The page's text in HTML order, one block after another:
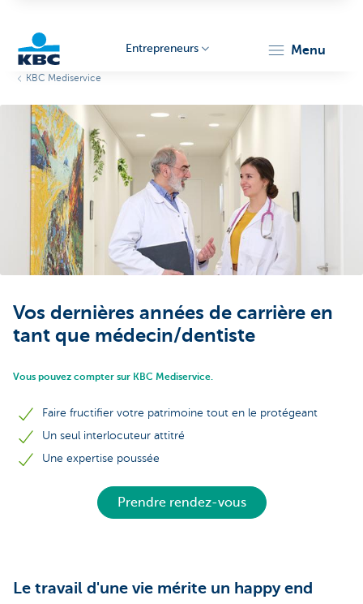
Entrepreneurs
Entrepreneurs menu
KBC Mediservice
Vos dernières années de carrière en
tant que médecin/dentiste
Vous pouvez compter sur KBC Mediservice.
Faire fructifier votre patrimoine tout en le protégeant
Un seul interlocuteur attitré
Une expertise poussée
Prendre rendez-vous
Le travail d'une vie mérite un happy end